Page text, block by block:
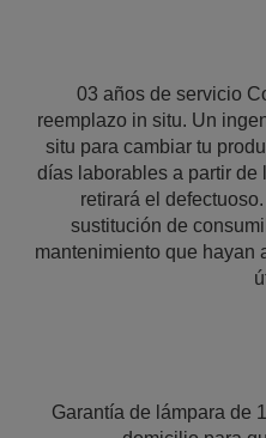
03 años de servicio
reemplazo in situ. Un
situ para cambiar tu
días laborables a partir de
retirará el
sustitución de
mantenimiento que hayan
Garantía de lámpara de